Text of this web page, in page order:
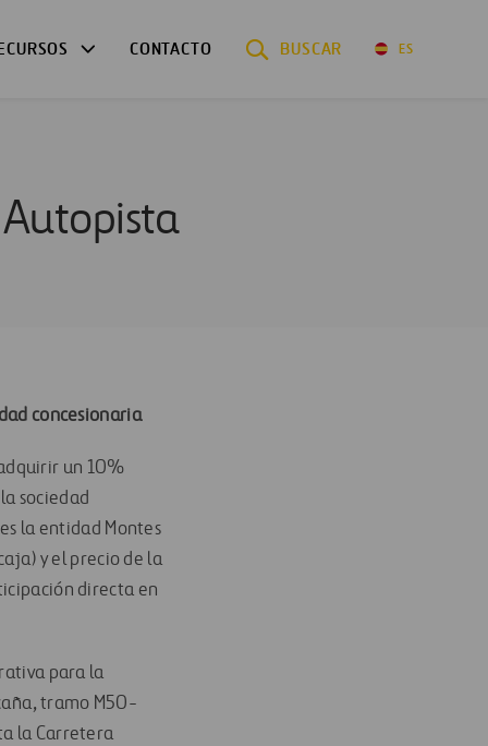
CONTACTO BUSCAR ES
concesionaria
un 10%
sociedad
la entidad Montes
y el precio de la
directa en
para la
tramo M50-
la Carretera